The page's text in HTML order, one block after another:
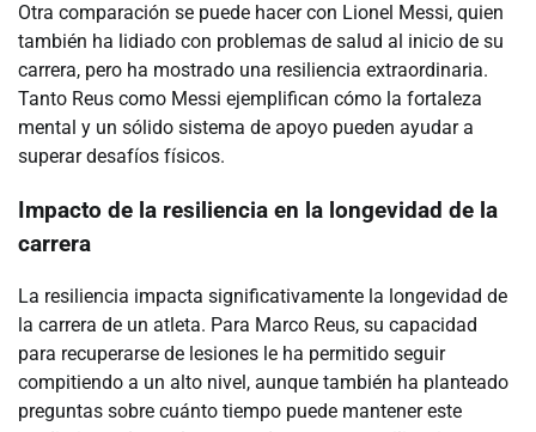
Otra comparación se puede hacer con Lionel Messi, quien
también ha lidiado con problemas de salud al inicio de su
carrera, pero ha mostrado una resiliencia extraordinaria.
Tanto Reus como Messi ejemplifican cómo la fortaleza
mental y un sólido sistema de apoyo pueden ayudar a
superar desafíos físicos.
Impacto de la resiliencia en la longevidad de la
carrera
La resiliencia impacta significativamente la longevidad de
la carrera de un atleta. Para Marco Reus, su capacidad
para recuperarse de lesiones le ha permitido seguir
compitiendo a un alto nivel, aunque también ha planteado
preguntas sobre cuánto tiempo puede mantener este